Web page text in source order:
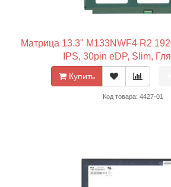
Матрица 13.3" M133NWF4 R2
IPS, 30pin eDP, Slim,
Купить
Код товара: 4427-01